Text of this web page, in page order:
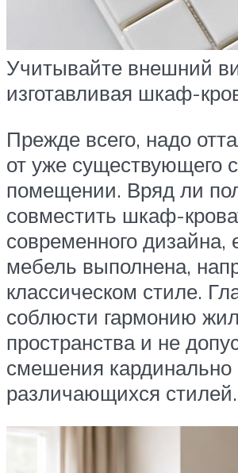
Учитывайте внешний
изготавливая шкаф-
Прежде всего, надо
от уже существующего
помещении. Вряд ли
совместить шкаф-
современного дизайна,
мебель выполнена,
классическом стиле.
соблюсти гармонию
пространства и не
смешения кардинально
различающихся стилей.